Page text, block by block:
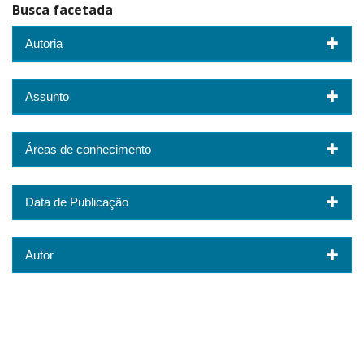
Busca facetada
Autoria
Assunto
Áreas de conhecimento
Data de Publicação
Autor